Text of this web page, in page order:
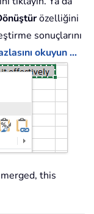
özelliğini
sonuçlarını
okuyun ...
this